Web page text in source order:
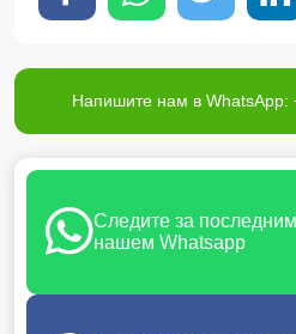
Напишите нам в WhatsApp:
Следите за
нашем Whatsapp